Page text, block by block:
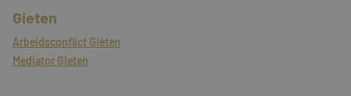
Gieten
Arbeidsconflict Gieten
Mediator Gieten